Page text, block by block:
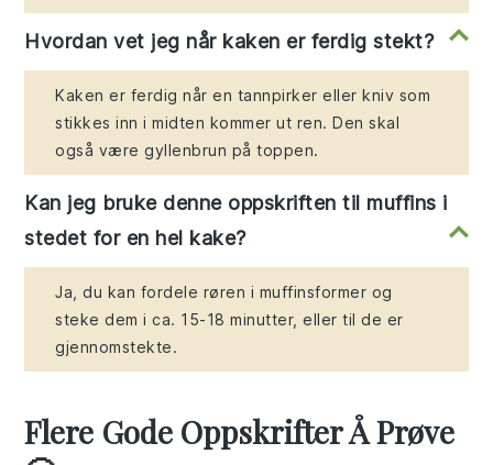
Hvordan vet jeg når kaken er ferdig stekt?
Kaken er ferdig når en tannpirker eller kniv som
stikkes inn i midten kommer ut ren. Den skal
også være gyllenbrun på toppen.
Kan jeg bruke denne oppskriften til muffins i
stedet for en hel kake?
Ja, du kan fordele røren i muffinsformer og
steke dem i ca. 15-18 minutter, eller til de er
gjennomstekte.
Flere Gode Oppskrifter Å Prøve